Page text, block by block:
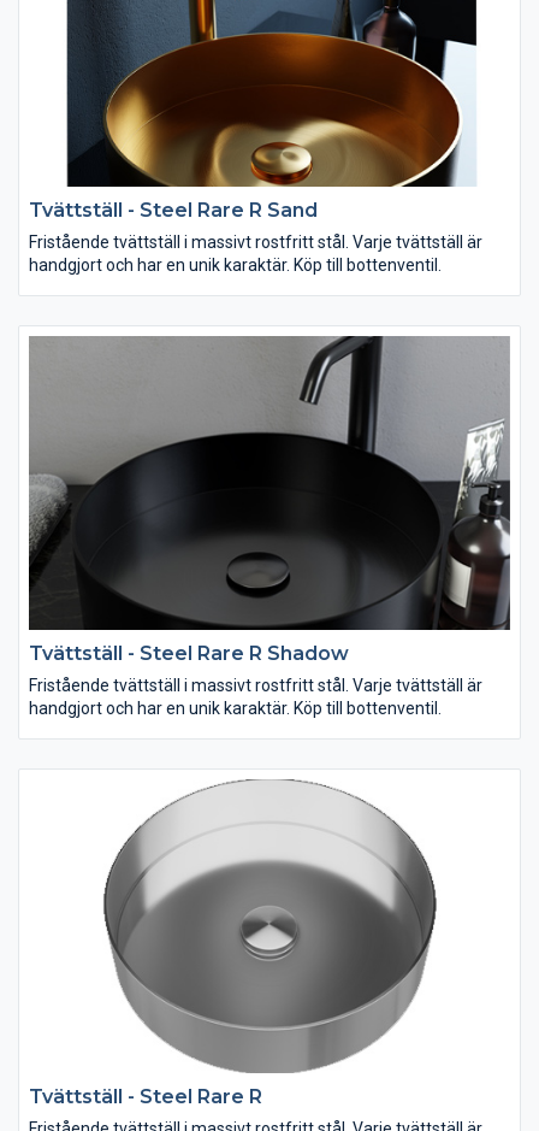
Tvättställ - Steel Rare R Sand
Fristående tvättställ i massivt rostfritt stål. Varje tvättställ är
handgjort och har en unik karaktär. Köp till bottenventil.
Tvättställ - Steel Rare R Shadow
Fristående tvättställ i massivt rostfritt stål. Varje tvättställ är
handgjort och har en unik karaktär. Köp till bottenventil.
Tvättställ - Steel Rare R